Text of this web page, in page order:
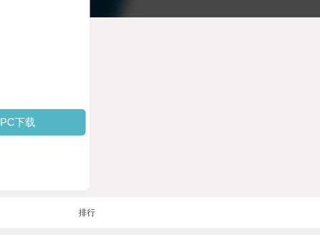
PC下载
排行